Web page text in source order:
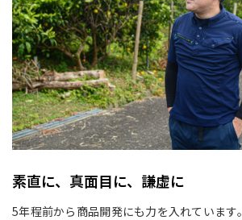
素直に、真面目に、謙虚に
5年程前から商品開発にも力を入れています。